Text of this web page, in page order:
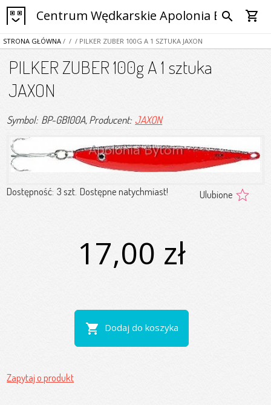
Centrum Wędkarskie Apolonia Bytom
search shopping_cart
STRONA GŁÓWNA / / / PILKER ZUBER 100G A 1 SZTUKA JAXON
PILKER ZUBER 100g A 1 sztuka
JAXON
Symbol: BP-GB100A, Producent: JAXON
Dostępność: 3 szt. Dostępne natychmiast! Ulubione
17,00 zł
shopping_cart Dodaj do koszyka
Zapytaj o produkt